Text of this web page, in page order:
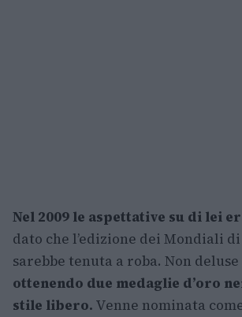
Nel 2009 le aspettative su di lei
dato che l’edizione dei Mondiali di
sarebbe tenuta a roba. Non
ottenendo due medaglie d’oro
stile libero. Venne nominata